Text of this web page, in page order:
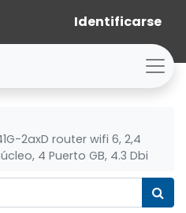
Identificarse
2axD router wifi 6, 2,4
4 Puerto GB, 4.3 Dbi